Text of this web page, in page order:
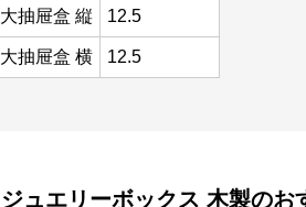
大抽屉盒 縦 12.5
大抽屉盒 横 12.5
ジュエリーボックス 木製のお